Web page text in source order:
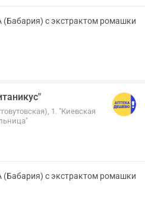
(Бабария) с экстрактом ромашки
1. "Киевская
(Бабария) с экстрактом ромашки